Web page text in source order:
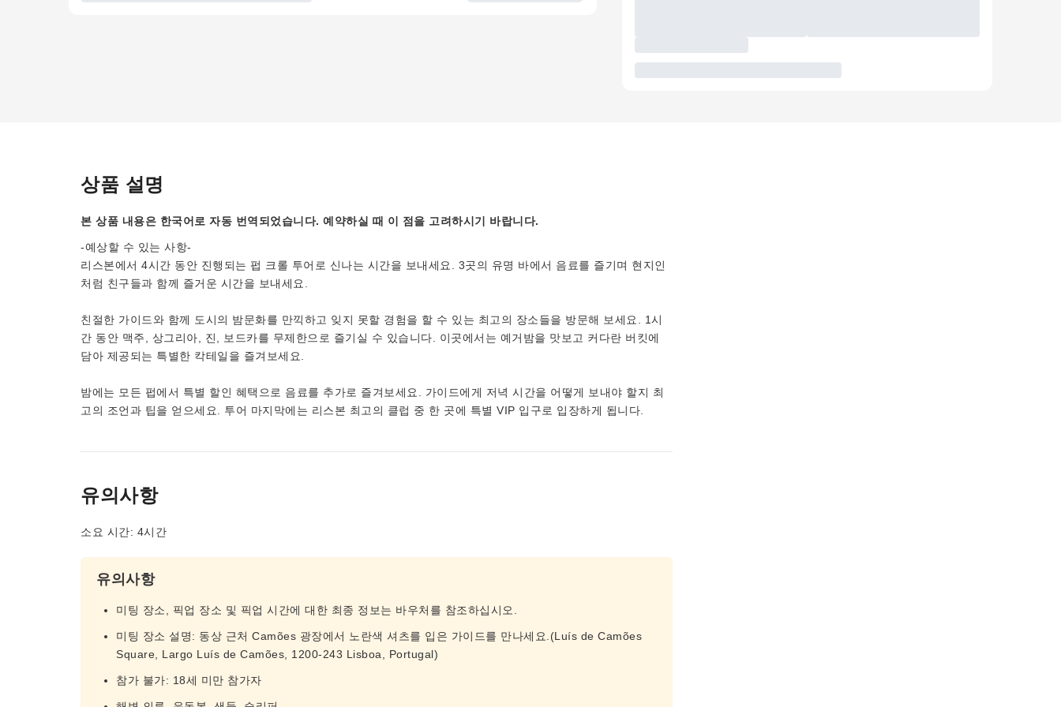
상품 설명
본 상품 내용은 한국어로 자동 번역되었습니다. 예약하실 때 이 점을 고려하시기 바랍니다.
-예상할 수 있는 사항-
리스본에서 4시간 동안 진행되는 펍 크롤 투어로 신나는 시간을 보내세요. 3곳의 유명 바에서 음료를 즐기며 현지인
처럼 친구들과 함께 즐거운 시간을 보내세요.
친절한 가이드와 함께 도시의 밤문화를 만끽하고 잊지 못할 경험을 할 수 있는 최고의 장소들을 방문해 보세요. 1시
간 동안 맥주, 상그리아, 진, 보드카를 무제한으로 즐기실 수 있습니다. 이곳에서는 예거밤을 맛보고 커다란 버킷에
담아 제공되는 특별한 칵테일을 즐겨보세요.
밤에는 모든 펍에서 특별 할인 혜택으로 음료를 추가로 즐겨보세요. 가이드에게 저녁 시간을 어떻게 보내야 할지 최
고의 조언과 팁을 얻으세요. 투어 마지막에는 리스본 최고의 클럽 중 한 곳에 특별 VIP 입구로 입장하게 됩니다.
유의사항
소요 시간: 4시간
유의사항
미팅 장소, 픽업 장소 및 픽업 시간에 대한 최종 정보는 바우처를 참조하십시오.
미팅 장소 설명: 동상 근처 Camões 광장에서 노란색 셔츠를 입은 가이드를 만나세요.(Luís de Camões
Square, Largo Luís de Camões, 1200-243 Lisboa, Portugal)
참가 불가: 18세 미만 참가자